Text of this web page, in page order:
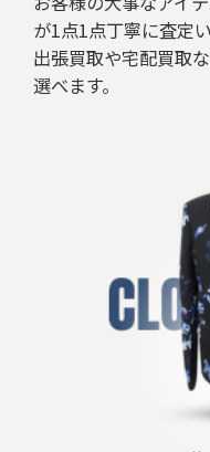
が1点1点丁寧に査定い
出張買取や宅配買取
選べます。